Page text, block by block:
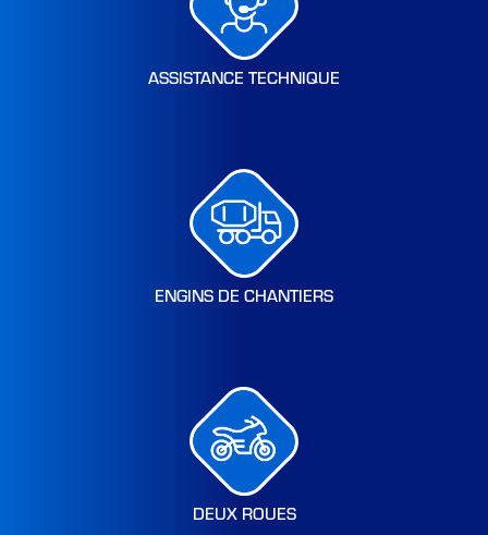
ASSISTANCE TECHNIQUE
ENGINS DE CHANTIERS
DEUX ROUES